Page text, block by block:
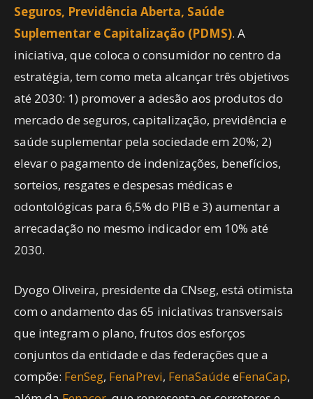
Seguros, Previdência Aberta, Saúde
Suplementar e Capitalização (PDMS). A
iniciativa, que coloca o consumidor no centro da
estratégia, tem como meta alcançar três objetivos
até 2030: 1) promover a adesão aos produtos do
mercado de seguros, capitalização, previdência e
saúde suplementar pela sociedade em 20%; 2)
elevar o pagamento de indenizações, benefícios,
sorteios, resgates e despesas médicas e
odontológicas para 6,5% do PIB e 3) aumentar a
arrecadação no mesmo indicador em 10% até
2030.
Dyogo Oliveira, presidente da CNseg, está otimista
com o andamento das 65 iniciativas transversais
que integram o plano, frutos dos esforços
conjuntos da entidade e das federações que a
compõe: FenSeg, FenaPrevi, FenaSaúde eFenaCap,